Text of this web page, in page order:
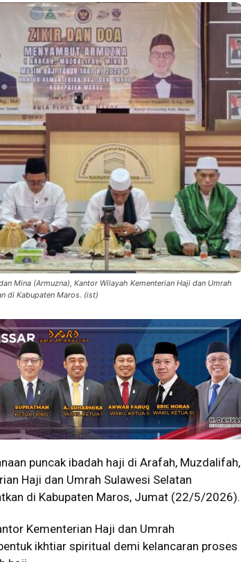
Mina (Armuzna), Kantor Wilayah Kementerian Haji dan Umrah
di Kabupaten Maros. (ist)
puncak ibadah haji di Arafah, Muzdalifah,
Haji dan Umrah Sulawesi Selatan
di Kabupaten Maros, Jumat (22/5/2026).
Kementerian Haji dan Umrah
ikhtiar spiritual demi kelancaran proses